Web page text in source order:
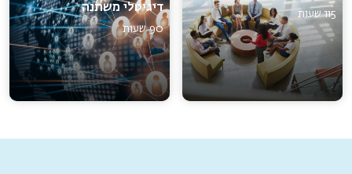
115 שעות
דיגיטלי משתנה
90 שעות